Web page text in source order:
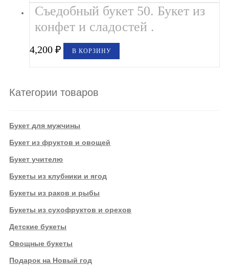
Съедобный букет 50. Букет из
конфет и сладостей .
4,200₽ В КОРЗИНУ
Категории товаров
Букет для мужчины
Букет из фруктов и овощей
Букет учителю
Букеты из клубники и ягод
Букеты из раков и рыбы
Букеты из сухофруктов и орехов
Детские букеты
Овощные букеты
Подарок на Новый год